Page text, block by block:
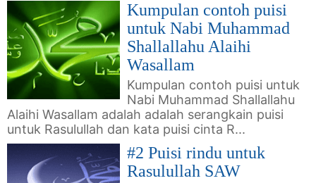
Kumpulan contoh puisi
untuk Nabi Muhammad
Shallallahu Alaihi
Wasallam
Kumpulan contoh puisi untuk
Nabi Muhammad Shallallahu
Alaihi Wasallam adalah adalah serangkain puisi
untuk Rasulullah dan kata puisi cinta R...
#2 Puisi rindu untuk
Rasulullah SAW